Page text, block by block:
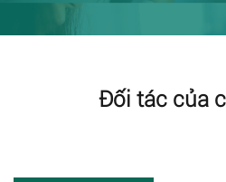
Đối tác của